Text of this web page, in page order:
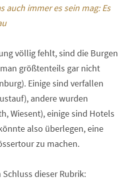
auch immer es sein mag: Es
völlig fehlt, sind die Burgen
größtenteils gar nicht
Einige sind verfallen
andere wurden
Wiesent), einige sind Hotels
also überlegen, eine
zu machen.
dieser Rubrik: